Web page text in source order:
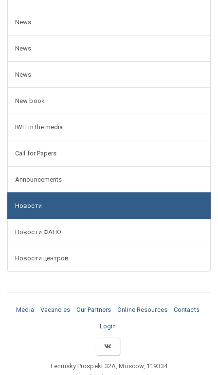
News
News
News
New book
IWH in the media
Call for Papers
Announcements
Новости
Новости ФАНО
Новости центров
Media Vacancies Our Partners Online Resources Contacts
Login
Leninsky Prospekt 32A, Moscow, 119334